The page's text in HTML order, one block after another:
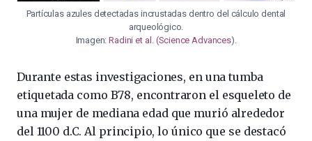
Partículas azules detectadas incrustadas dentro del cálculo dental
arqueológico.
Imagen:Radini et al. (Science Advances).
Durante estas investigaciones, en una tumba
etiquetada como B78, encontraron el esqueleto de
una mujer de mediana edad que murió alrededor
del 1100 d.C. Al principio, lo único que se destacó